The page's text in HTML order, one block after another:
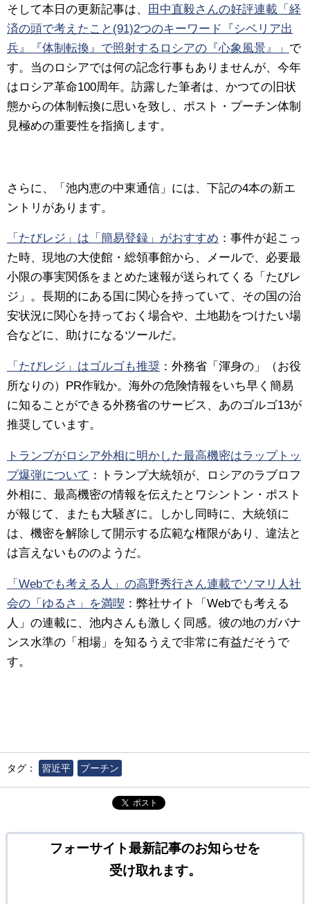
そして本日の更新記事は、
田中直毅さんの好評連載「経
済の頭で考えたこと(91)2つのキーワード『シベリア出
兵』『体制転換』で照射するロシアの『心象風景』」 で
す。 当のロシアでは何の記念行事もありませんが、今年
はロシア革命100周年。訪露した筆者は、かつての旧状
態からの体制転換に思いを致し、ポスト・プーチン体制
見極めの重要性を指摘します。
さらに、「池内恵の中東通信」には、下記の4本の新エ
ントリがあります。
「たびレジ」は「簡易登録」がおすすめ ： 事件が起こっ
た時、現地の大使館・総領事館から、メールで、必要最
小限の事実関係をまとめた速報が送られてくる「たびレ
ジ」。長期的にある国に関心を持っていて、その国の治
安状況に関心を持っておく場合や、土地勘をつけたい場
合などに、助けになるツールだ。
「たびレジ」はゴルゴも推奨 ： 外務省「渾身の」（お役
所なりの）PR作戦か。海外の危険情報をいち早く簡易
に知ることができる外務省のサービス、あのゴルゴ13が
推奨しています。
トランプがロシア外相に明かした最高機密はラップトッ
プ爆弾について ：
トランプ大統領が、ロシアのラブロフ
外相に、最高機密の情報を伝えたとワシントン・ポスト
が報じて、またも大騒ぎに。しかし同時に、大統領に
は、機密を解除して開示する広範な権限があり、違法と
は言えないもののようだ。
「Webでも考える人」の高野秀行さん連載でソマリ人社
会の「ゆるさ」を満喫 ： 弊社サイト「Webでも考える
人」の連載に、池内さんも激しく同感。彼の地のガバナ
ンス水準の「相場」を知るうえで非常に有益だそうで
す。
タグ： 習近平 プーチン
ポスト
フォーサイト最新記事のお知らせを
受け取れます。